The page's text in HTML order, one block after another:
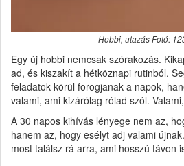
Hobbi, utazás Fotó:
Egy új hobbi nemcsak szórakozás.
ad, és kiszakít a hétköznapi rutinból.
feladatok körül forogjanak a napok,
valami, ami kizárólag rólad szól.
A 30 napos kihívás lényege nem az,
hanem az, hogy esélyt adj valami
most találsz rá arra, ami hosszú távon